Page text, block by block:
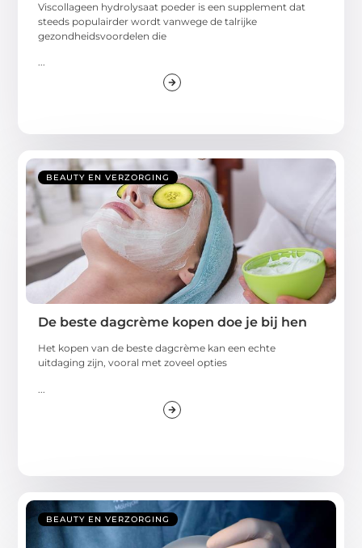
Viscollageen hydrolysaat poeder is een supplement dat
steeds populairder wordt vanwege de talrijke
gezondheidsvoordelen die
...
BEAUTY EN VERZORGING
De beste dagcrème kopen doe je bij hen
Het kopen van de beste dagcrème kan een echte
uitdaging zijn, vooral met zoveel opties
BEAUTY EN VERZORGING